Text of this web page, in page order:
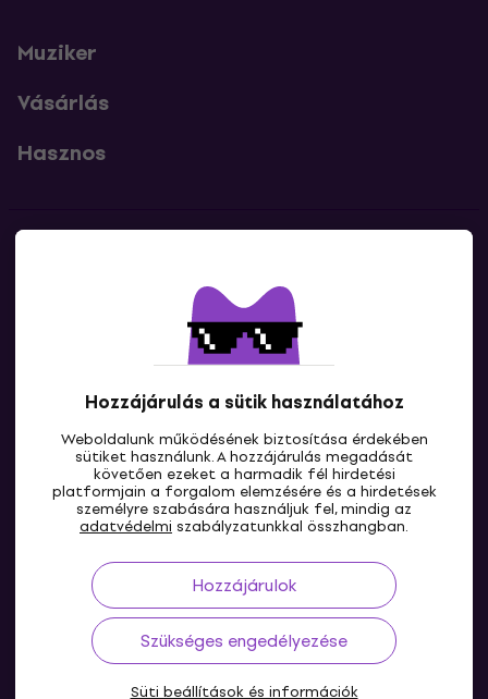
Hozzájárulás a sütik használatához
Weboldalunk működésének biztosítása érdekében
sütiket használunk. A hozzájárulás megadását
követően ezeket a harmadik fél hirdetési
platformjain a forgalom elemzésére és a hirdetések
személyre szabására használjuk fel, mindig az
adatvédelmi szabályzatunkkal összhangban.
Hozzájárulok
Szükséges engedélyezése
Süti beállítások és információk
Muziker
Vásárlás
Hasznos
Lépj kapcsolatba velünk
HU